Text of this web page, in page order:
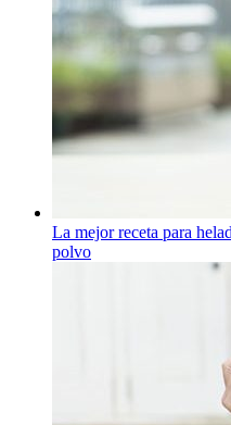
La mejor receta para
polvo